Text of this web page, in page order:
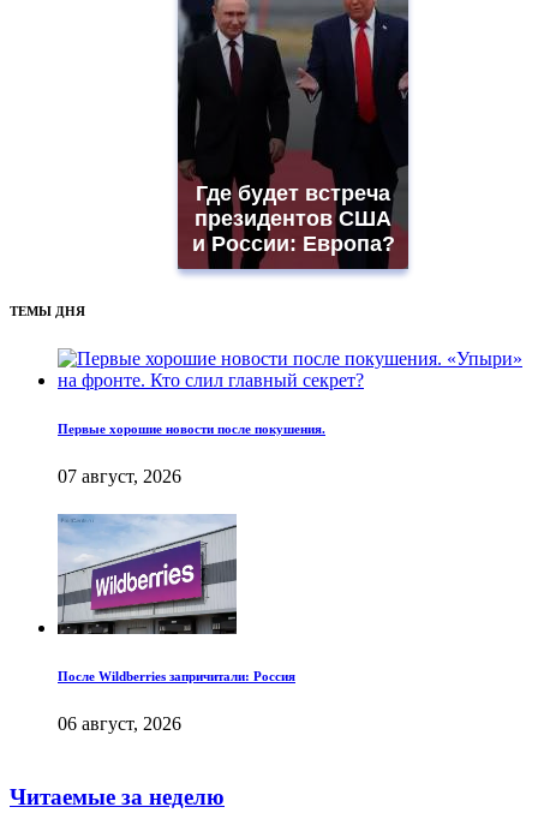
Где будет встреча
президентов США
и России: Европа?
ТЕМЫ ДНЯ
Первые хорошие новости после покушения.
07 август, 2026
После Wildberries запричитали: Россия
06 август, 2026
Читаемые за неделю